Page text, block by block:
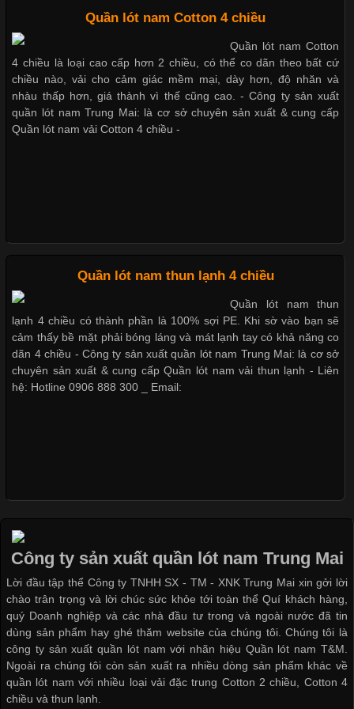
Những Loại Vải Thun Thông Dụng Và Đặc Điểm Nổi Bật
Cập nhật 2026-05-20 14:58:56
Vải thun là một trong những chất liệu được sử dụng rộng rãi
nhất trong ngành thời trang nhờ đặc tính co giãn, mềm mại và
thoải mái khi mặc. Từ áo thun, đồ thể thao cho đến đồ lót nam,
vải thun luôn đóng vai trò quan trọng trong quá trình sản xuất.
Cập nhật 2026-05-09 15:58:23
Các Form Áo Thun Phổ Biến Hiện Nay Và Xu Hướng Trong
Ngành May Mặc Áo thun là một trong những trang phục quen
thuộc và được sử dụng phổ biến nhất hiện nay. Không chỉ đa
dạng về màu sắc hay chất liệu, áo thun còn có nhiều form dáng
khác nhau để phù hợp với từng phong cách thời trang và nhu
cầu
Áo phông là một trong những trang phục phổ biến nhất trong
đời sống hiện đại nhờ sự tiện lợi, thoải mái và dễ phối đồ.
Không chỉ xuất hiện trong thời trang thường ngày, áo phông còn
được ứng dụng rộng rãi trong ngành sản xuất may mặc, đặc
biệt là các sản phẩm từ vải thun. Hiện nay,
Công Nghệ In Chuyển Nhiệt Trong Ngành Thời Trang Hiện
Bộ sưu tập quần lót nam Boxer TpHCM
Quần lót nam boxer thun lạnh
Quần lót nam Cotton 4 chiều
Quần lót nam Cotton
4 chiều là loại cao cấp hơn 2 chiều, có thể co dãn theo bất cứ
chiều nào, vải cho cảm giác mềm mại, dày hơn, độ nhăn và
nhàu thấp hơn, giá thành vì thế cũng cao. - Công ty sản xuất
quần lót nam Trung Mai: là cơ sở chuyên sản xuất & cung cấp
Quần lót nam vải Cotton 4 chiều -
Quần lót nam thun lạnh 4 chiều
Quần lót nam thun
lạnh 4 chiều có thành phần là 100% sợi PE. Khi sờ vào bạn sẽ
cảm thấy bề mặt phải bóng láng và mát lạnh tay có khả năng co
dãn 4 chiều - Công ty sản xuất quần lót nam Trung Mai: là cơ sở
chuyên sản xuất & cung cấp Quần lót nam vải thun lạnh - Liên
hệ: Hotline 0906 888 300 _ Email:
Công ty sản xuất quần lót nam Trung Mai
Lời đầu tập thể Công ty TNHH SX - TM - XNK Trung Mai xin gởi lời
chào trân trọng và lời chúc sức khỏe tới toàn thể Quí khách hàng,
quý Doanh nghiệp và các nhà đầu tư trong và ngoài nước đã tin
dùng sản phẩm hay ghé thăm website của chúng tôi. Chúng tôi là
công ty sản xuất quần lót nam với nhãn hiệu Quần lót nam T&M.
Ngoài ra chúng tôi còn sản xuất ra nhiều dòng sản phẩm khác về
quần lót nam với nhiều loại vải đặc trung Cotton 2 chiều, Cotton 4
chiều và thun lạnh.